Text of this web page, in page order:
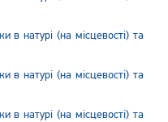
в натурі (на місцевості) та
в натурі (на місцевості) та
в натурі (на місцевості) та